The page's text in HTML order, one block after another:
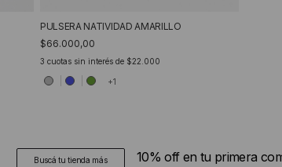
PULSERA NATIVIDAD AMARILLO
$66.000,00
3 cuotas sin interés de $22.000
+1
Buscá tu tienda más
10% off en tu primera